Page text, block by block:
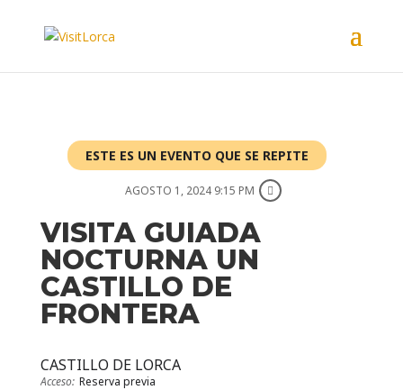
ESTE ES UN EVENTO QUE SE REPITE
AGOSTO 1, 2024 9:15 PM
VISITA GUIADA
NOCTURNA UN
CASTILLO DE
FRONTERA
CASTILLO DE LORCA
Acceso: Reserva previa